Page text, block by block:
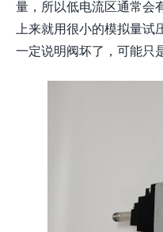
量，所以低电流区通常会
上来就用很小的模拟量试
一定说明阀坏了，可能只